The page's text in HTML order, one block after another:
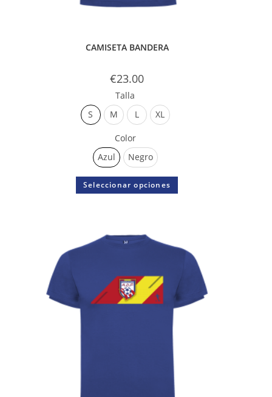
CAMISETA BANDERA
€23.00
Talla
S
M L XL
Color
Azul
Negro
Seleccionar opciones